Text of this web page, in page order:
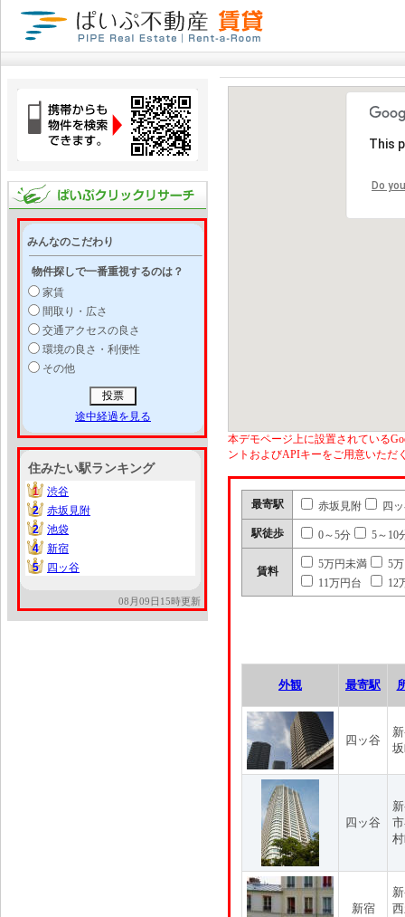
みんなのこだわり
物件探しで一番重視するのは？
家賃
間取り・広さ
交通アクセスの良さ
環境の良さ・利便性
その他
途中経過を見る
住みたい駅ランキング
1
1
渋谷
2
2
赤坂見附
2
2
池袋
4
4
新宿
5
5 四ッ谷
08月09日15時更新
This
Do
本デモページ上に設置されている
ントおよびAPIキーをご用意いただ
最寄駅 赤坂見附 四
駅徒歩 0～5分 5～10
賃料
5万円未満
5
11万円台
12
外観 最寄駅
四ッ谷
四ッ谷
新宿